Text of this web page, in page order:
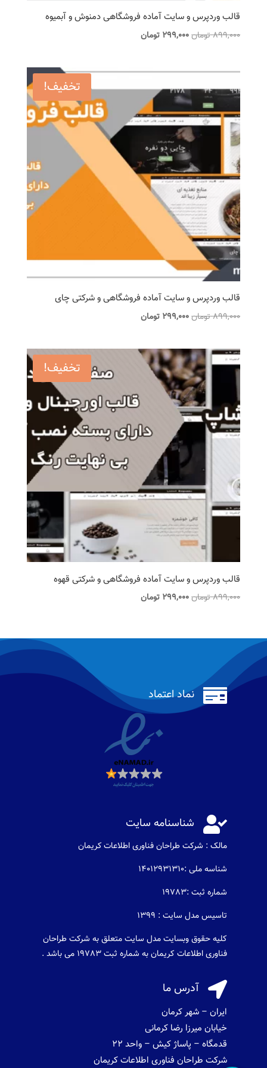
قالب وردپرس و سایت آماده فروشگاهی دمنوش و آبمیوه
899,000تومانقیمت
بود.
299,000 تومانقیمت
است.
تخفیف!
قالب وردپرس و سایت آماده فروشگاهی و شرکتی چای
899,000تومانقیمت
بود.
299,000 تومانقیمت
است.
تخفیف!
قالب وردپرس و سایت آماده فروشگاهی و شرکتی قهوه
899,000تومانقیمت
بود.
299,000 تومانقیمت
است.
 نماد اعتماد
 شناسنامه سایت
مالک : شرکت طراحان فناوری اطلاعات كريمان
شناسه ملی :14012931310
شماره ثبت :19783
تاسیس مدل سایت : 1399
کلیه حقوق وبسایت مدل سایت متعلق به شرکت طراحان
فناوری اطلاعات کریمان به شماره ثبت 19783 می باشد .
 آدرس ما
ایران – شهر کرمان
خیابان میرزا رضا کرمانی
قدمگاه – پاساژ کیش – واحد 22
شرکت طراحان فناوری اطلاعات کریمان